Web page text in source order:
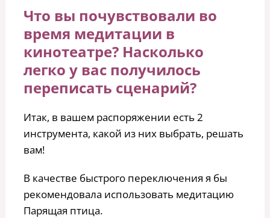
Что вы почувствовали во
время медитации в
кинотеатре? Насколько
легко у вас получилось
переписать сценарий?
Итак, в вашем распоряжении есть 2
инструмента, какой из них выбрать, решать
вам!
В качестве быстрого переключения я бы
рекомендовала использовать медитацию
Парящая птица.